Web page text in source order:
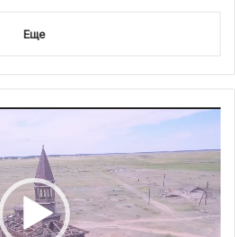
Еще